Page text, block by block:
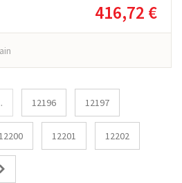
416,72 €
12196 12197
12201 12202